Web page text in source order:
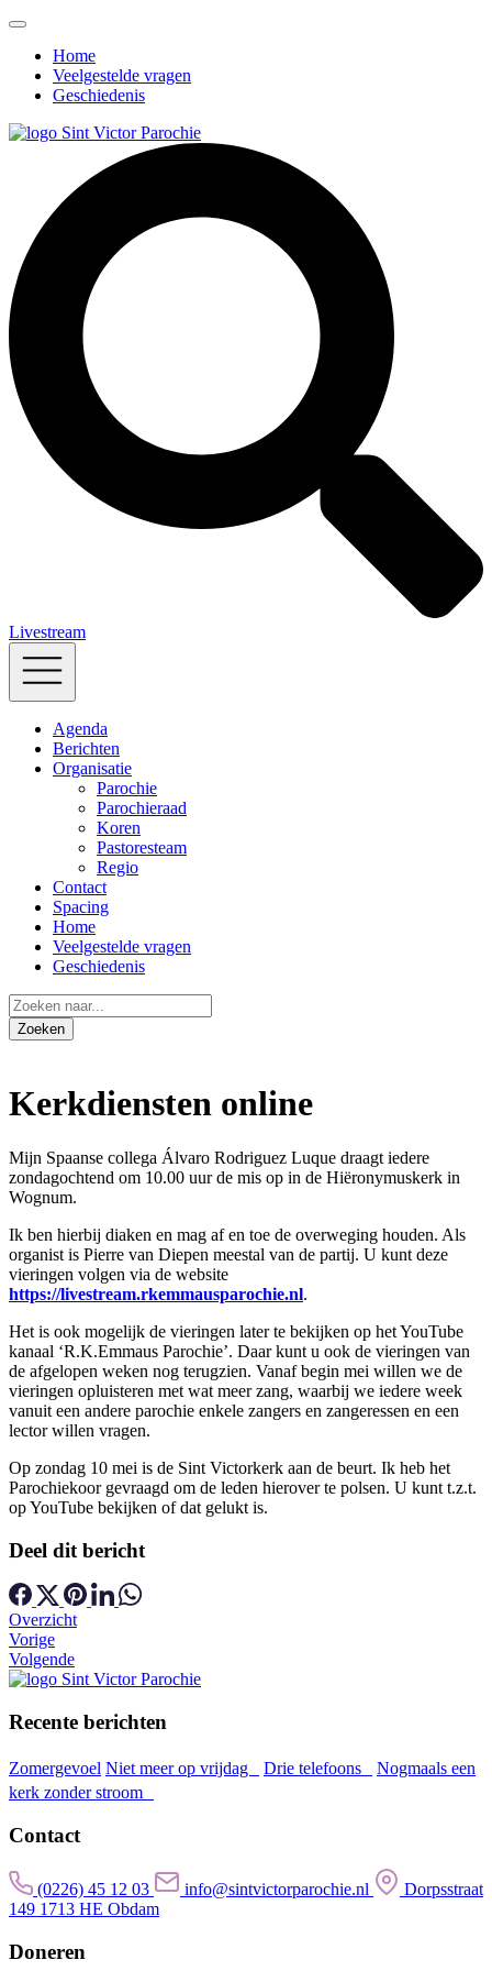
Home
Veelgestelde vragen
Geschiedenis
Livestream
Agenda
Berichten
Organisatie
Parochie
Parochieraad
Koren
Pastoresteam
Regio
Contact
Spacing
Home
Veelgestelde vragen
Geschiedenis
Kerkdiensten online
Mijn Spaanse collega Álvaro Rodriguez Luque draagt iedere
zondagochtend om 10.00 uur de mis op in de Hiëronymuskerk in
Wognum.
Ik ben hierbij diaken en mag af en toe de overweging houden. Als
organist is Pierre van Diepen meestal van de partij. U kunt deze
vieringen volgen via de website
https://livestream.rkemmausparochie.nl.
Het is ook mogelijk de vieringen later te bekijken op het YouTube
kanaal ‘R.K.Emmaus Parochie’. Daar kunt u ook de vieringen van
de afgelopen weken nog terugzien. Vanaf begin mei willen we de
vieringen opluisteren met wat meer zang, waarbij we iedere week
vanuit een andere parochie enkele zangers en zangeressen en een
lector willen vragen.
Op zondag 10 mei is de Sint Victorkerk aan de beurt. Ik heb het
Parochiekoor gevraagd om de leden hierover te polsen. U kunt t.z.t.
op YouTube bekijken of dat gelukt is.
Deel dit bericht
Overzicht
Vorige
Volgende
Recente berichten
Zomergevoel Niet meer op vrijdag Drie telefoons
Nogmaals een
kerk zonder stroom
Contact
(0226) 45 12 03 info@sintvictorparochie.nl
Dorpsstraat
149 1713 HE Obdam
Doneren